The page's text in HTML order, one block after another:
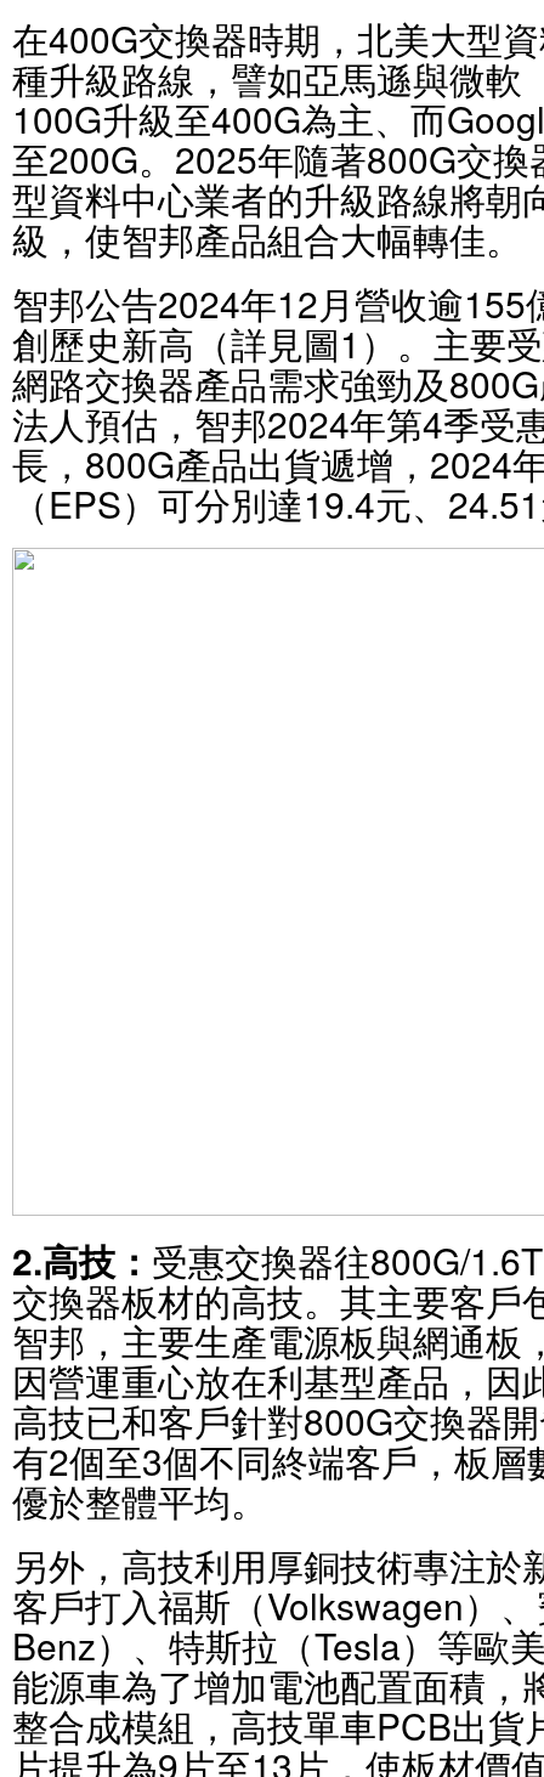
在400G交換器時期，北美大型
種升級路線，譬如亞馬遜與微軟
100G升級至400G為主、而
至200G。2025年隨著800G交
型資料中心業者的升級路線將朝
級，使智邦產品組合大幅轉佳。
智邦公告2024年12月營收逾155
創歷史新高（詳見圖1）。主要
網路交換器產品需求強勁及
法人預估，智邦2024年第4季受
長，800G產品出貨遞增，2024
（EPS）可分別達19.4元、
2.高技： 受惠交換器往800G/
交換器板材的高技。其主要客戶
智邦，主要生產電源板與網通板
因營運重心放在利基型產品，因
高技已和客戶針對800G交換器
有2個至3個不同終端客戶，板
優於整體平均。
另外，高技利用厚銅技術專注於
客戶打入福斯（Volkswagen）
Benz）、特斯拉（Tesla）等歐
能源車為了增加電池配置面積，
整合成模組，高技單車PCB出貨
片提升為9片至13片，使板材價